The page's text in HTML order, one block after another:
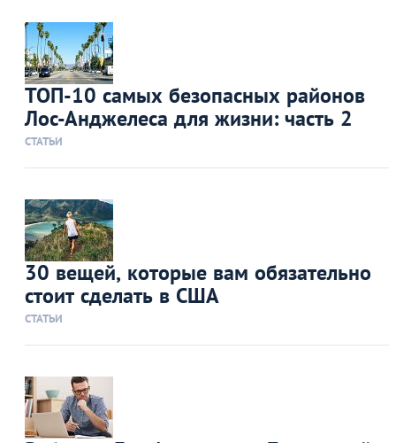
ТОП-10 самых безопасных районов
Лос-Анджелеса для жизни: часть 2
СТАТЬИ
30 вещей, которые вам обязательно
стоит сделать в США
СТАТЬИ